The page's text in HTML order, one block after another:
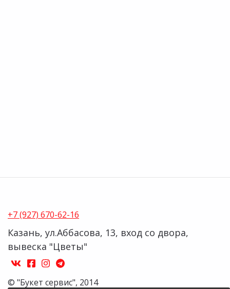
+7 (927) 670-62-16
Казань, ул.Аббасова, 13, вход со двора,
вывеска "Цветы"
vk
facebook-
instagram
telegram
© "Букет сервис", 2014